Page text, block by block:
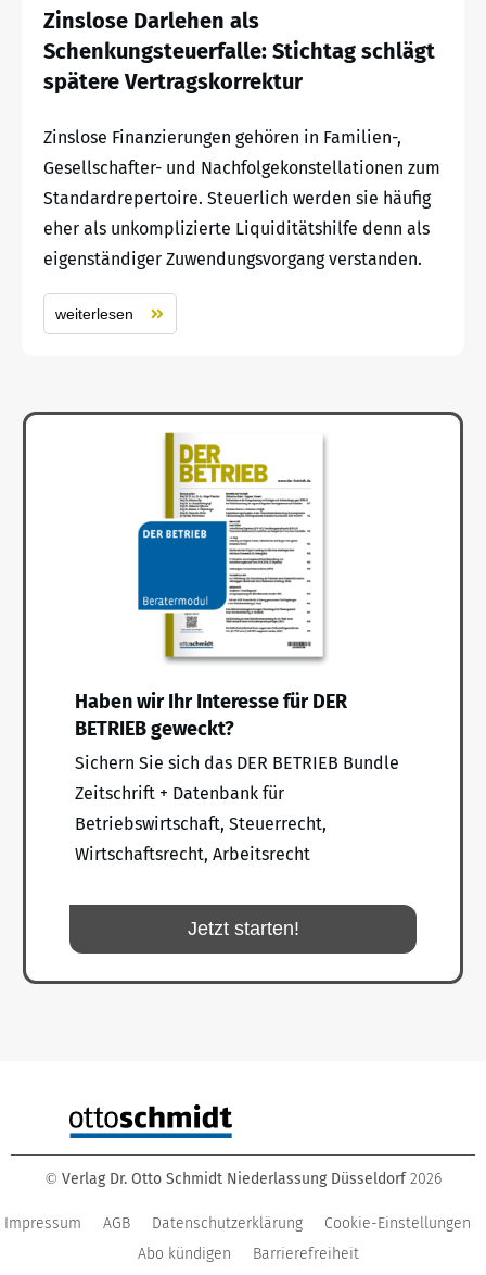
Zinslose Darlehen als
Schenkungsteuerfalle: Stichtag schlägt
spätere Vertragskorrektur
Zinslose Finanzierungen gehören in Familien-,
Gesellschafter- und Nachfolgekonstellationen zum
Standardrepertoire. Steuerlich werden sie häufig
eher als unkomplizierte Liquiditätshilfe denn als
eigenständiger Zuwendungsvorgang verstanden.
weiterlesen
Haben wir Ihr Interesse für DER
BETRIEB geweckt?
Sichern Sie sich das DER BETRIEB Bundle
Zeitschrift + Datenbank für
Betriebswirtschaft, Steuerrecht,
Wirtschaftsrecht, Arbeitsrecht
Jetzt starten!
© Verlag Dr. Otto Schmidt Niederlassung Düsseldorf 2026
Impressum AGB Datenschutzerklärung
Cookie-Einstellungen
Abo kündigen
Barrierefreiheit